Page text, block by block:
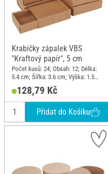
Krabičky zápalek VBS
"Kraftový papír", 5 cm
Počet kusů: 24; Obsah: 12; Délka:
5.4 cm; Šířka: 3.6 cm; Výška: 1.5
cm; Materiál: Papír
128,79 Kč
Přidat do Košíku